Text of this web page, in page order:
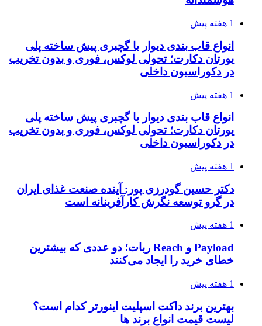
1 هفته پیش
انواع قاب بندی دیوار با گچبری پیش ساخته پلی
یورتان دکارت؛ تحولی لوکس، فوری و بدون تخریب
در دکوراسیون داخلی
1 هفته پیش
انواع قاب بندی دیوار با گچبری پیش ساخته پلی
یورتان دکارت؛ تحولی لوکس، فوری و بدون تخریب
در دکوراسیون داخلی
1 هفته پیش
دکتر حسین گودرزی پور: آینده صنعت غذای ایران
در گرو توسعه نگرش کارآفرینانه است
1 هفته پیش
Payload و Reach ربات؛ دو عددی که بیشترین
خطای خرید را ایجاد می‌کنند
1 هفته پیش
بهترین برند داکت اسپلیت اینورتر کدام است؟
لیست قیمت انواع برند ها